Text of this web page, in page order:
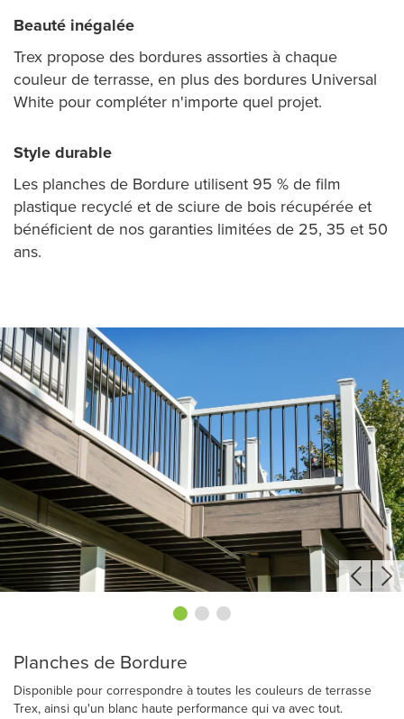
Beauté inégalée
Trex propose des bordures assorties à chaque
couleur de terrasse, en plus des bordures Universal
White pour compléter n'importe quel projet.
Style durable
Les planches de Bordure utilisent 95 % de film
plastique recyclé et de sciure de bois récupérée et
bénéficient de nos garanties limitées de 25, 35 et 50
ans.
Planches de Bordure
Disponible pour correspondre à toutes les couleurs de terrasse
Trex, ainsi qu'un blanc haute performance qui va avec tout.